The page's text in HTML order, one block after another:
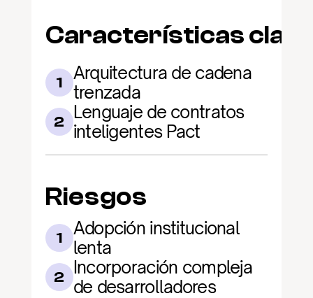
Características
1
Arquitectura de cadena
trenzada
2 Lenguaje de contratos
inteligentes Pact
Riesgos
1
Adopción institucional
lenta
2 Incorporación compleja
de desarrolladores